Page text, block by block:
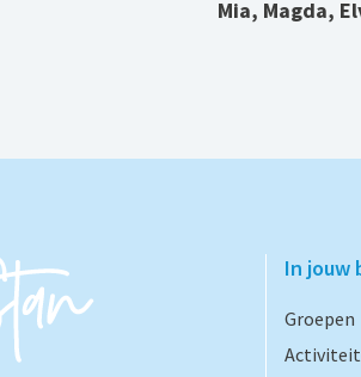
Mia, Magda,
In jouw
Groepen